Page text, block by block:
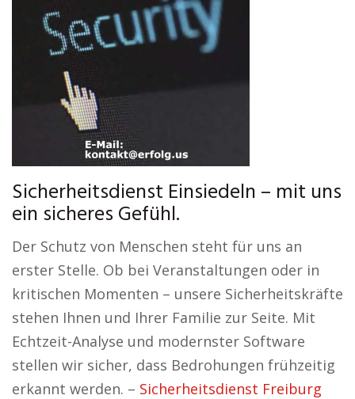
Sicherheitsdienst Einsiedeln – mit uns
ein sicheres Gefühl.
Der Schutz von Menschen steht für uns an
erster Stelle. Ob bei Veranstaltungen oder in
kritischen Momenten – unsere Sicherheitskräfte
stehen Ihnen und Ihrer Familie zur Seite. Mit
Echtzeit-Analyse und modernster Software
stellen wir sicher, dass Bedrohungen frühzeitig
erkannt werden. – Sicherheitsdienst Freiburg